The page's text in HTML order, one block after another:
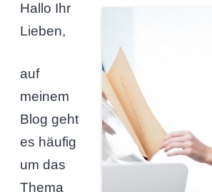
Hallo Ihr
Lieben,
auf
meinem
Blog geht
es häufig
um das
Thema